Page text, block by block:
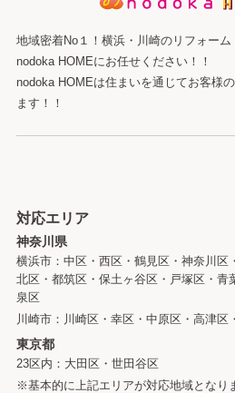
地域密着No１！横浜・川崎のリフォー
nodoka HOMEにお任せください！！
nodoka HOMEは住まいを通じてお客様
ます！！
対応エリア
神奈川県
横浜市：中区・西区・鶴見区・神奈川区
北区・都筑区・保土ヶ谷区・戸塚区・青
泉区
川崎市：川崎区・幸区・中原区・高津区
東京都
23区内：大田区・世田谷区
※基本的に上記エリアが対応地域となり